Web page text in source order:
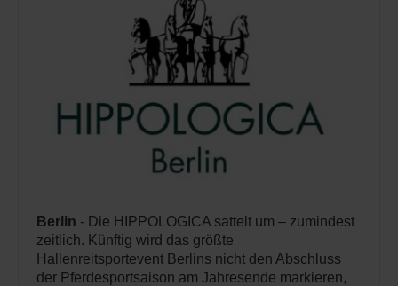
Berlin - Die HIPPOLOGICA sattelt um – zumindest
zeitlich. Künftig wird das größte
Hallenreitsportevent Berlins nicht den Abschluss
der Pferdesportsaison am Jahresende markieren,